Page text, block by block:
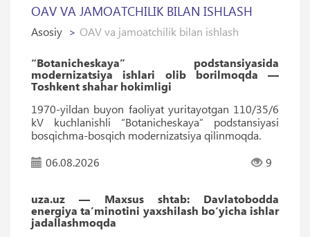
OAV VA JAMOATCHILIK BILAN ISHLASH
Asosiy OAV va jamoatchilik bilan ishlash
“Botanicheskaya” podstansiyasida
modernizatsiya ishlari olib borilmoqda —
Toshkent shahar hokimligi
1970-yildan buyon faoliyat yuritayotgan 110/35/6
kV kuchlanishli “Botanicheskaya” podstansiyasi
bosqichma-bosqich modernizatsiya qilinmoqda.
06.08.2026
9
uza.uz — Maxsus shtab: Davlatobodda
energiya taʼminotini yaxshilash bo‘yicha ishlar
jadallashmoqda